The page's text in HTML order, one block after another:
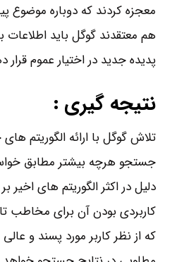
معجزه کردند که دوباره موضوع
هم معتقدند گوگل باید اطلاعات
پدیده جدید در اختیار عموم قرار
نتیجه گیری :
تلاش گوگل با ارائه الگوریتم
جستجو هرچه بیشتر مطابق
دلیل در اکثر الگوریتم های اخیر
کاربردی بودن آن برای مخاطب
که از نظر کاربر مورد پسند و